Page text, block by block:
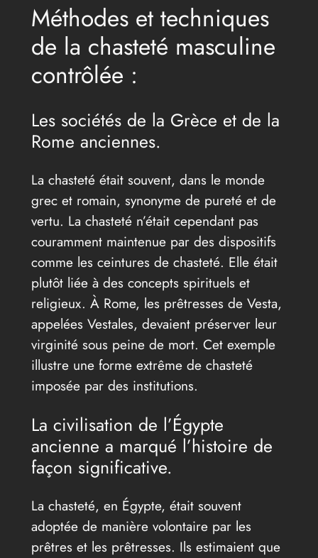
Méthodes et techniques
de la chasteté masculine
contrôlée :
Les sociétés de la Grèce et de la
Rome anciennes.
La chasteté était souvent, dans le monde
grec et romain, synonyme de pureté et de
vertu. La chasteté n’était cependant pas
couramment maintenue par des dispositifs
comme les ceintures de chasteté. Elle était
plutôt liée à des concepts spirituels et
religieux. À Rome, les prêtresses de Vesta,
appelées Vestales, devaient préserver leur
virginité sous peine de mort. Cet exemple
illustre une forme extrême de chasteté
imposée par des institutions.
La civilisation de l’Égypte
ancienne a marqué l’histoire de
façon significative.
La chasteté, en Égypte, était souvent
adoptée de manière volontaire par les
prêtres et les prêtresses. Ils estimaient que